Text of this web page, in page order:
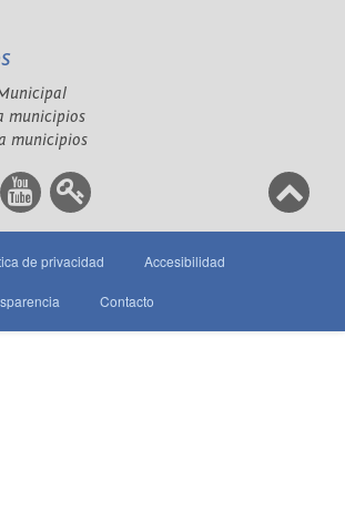
municipios
municipios
de privacidad Accesibilidad
Contacto